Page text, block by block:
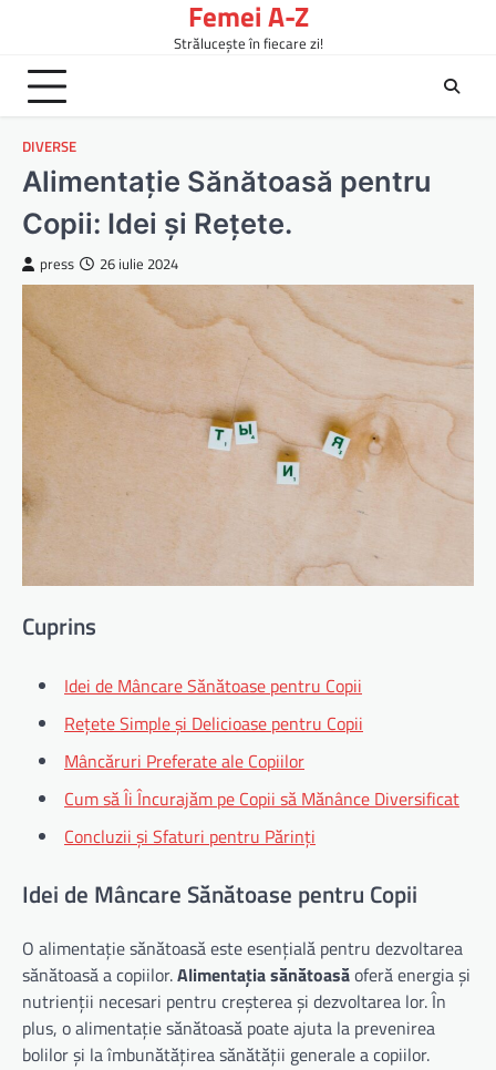
content
Femei A-Z
Strălucește în fiecare zi!
DIVERSE
Alimentație Sănătoasă pentru
Copii: Idei și Rețete.
press 26 iulie 2024
Cuprins
Idei de Mâncare Sănătoase pentru Copii
Rețete Simple și Delicioase pentru Copii
Mâncăruri Preferate ale Copiilor
Cum să Îi Încurajăm pe Copii să Mănânce Diversificat
Concluzii și Sfaturi pentru Părinți
Idei de Mâncare Sănătoase pentru Copii
O alimentație sănătoasă este esențială pentru dezvoltarea
sănătoasă a copiilor.Alimentația sănătoasăoferă energia și
nutrienții necesari pentru creșterea și dezvoltarea lor. În
plus, o alimentație sănătoasă poate ajuta la prevenirea
bolilor și la îmbunătățirea sănătății generale a copiilor.